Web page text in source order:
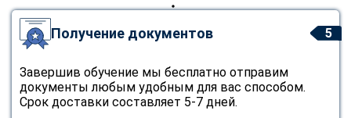
5
Получение документов
Завершив обучение мы бесплатно отправим
документы любым удобным для вас способом.
Срок доставки составляет 5-7 дней.